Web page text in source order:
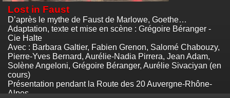
Lost in Faust
D’après le mythe de Faust de Marlowe, Goethe…
Adaptation, texte et mise en scène : Grégoire Béranger -
Cie Halte
Avec : Barbara Galtier, Fabien Grenon, Salomé Chabouzy,
Pierre-Yves Bernard, Aurélie-Nadia Pirrera, Jean Adam,
Solène Angeloni, Grégoire Béranger, Aurélie Sivaciyan (en
cours)
Présentation pendant la Route des 20 Auvergne-Rhône-
Alpes